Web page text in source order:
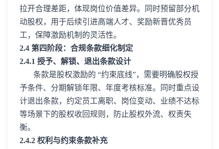
拉开合理差距，体现岗位价值差异。同时预留部分机
动股权，用于后续引进高端人才、奖励新晋优秀员
工，保障激励机制的灵活性。
2.4 第四阶段：合规条款细化制定
2.4.1 授予、解锁、退出条款设计
条款是股权激励的 “约束底线”，需要明确股权授
予条件、分期解锁年限、年度考核标准。同时重点设
计退出条款，约定员工离职、岗位变动、业绩不达标
等场景下的股权收回规则，防止股权外流、权责失
衡。
2.4.2 权利与约束条款补充